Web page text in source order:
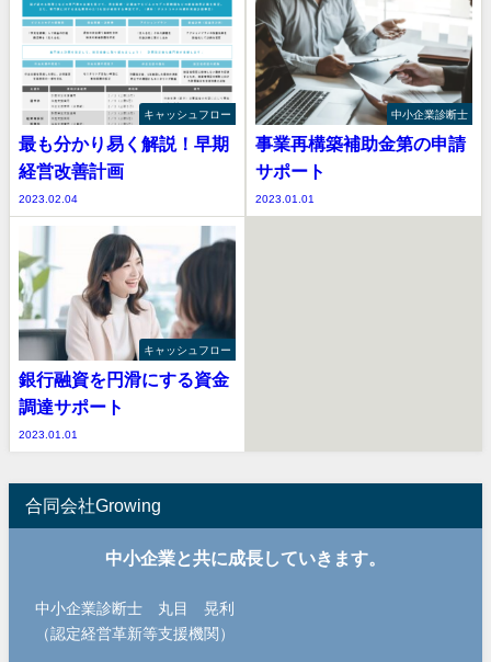
キャッシュフロー
最も分かり易く解説！早期
経営改善計画
2023.02.04
中小企業診断士
事業再構築補助金第の申請
サポート
2023.01.01
キャッシュフロー
銀行融資を円滑にする資金
調達サポート
2023.01.01
合同会社Growing
中小企業と共に成長していきます。
中小企業診断士 丸目 晃利
（認定経営革新等支援機関）